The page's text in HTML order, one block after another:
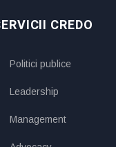
CREDO
Politici publice
Leadership
Management